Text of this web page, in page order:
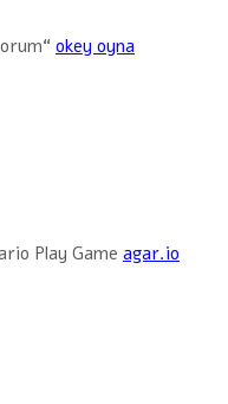
okey oyna
Play Game agar.io